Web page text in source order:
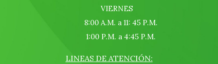
VIERNES
8:00 A.M. a 11: 45 P.M.
1:00 P.M. a 4:45 P.M.
LINEAS DE ATENCIÓN: